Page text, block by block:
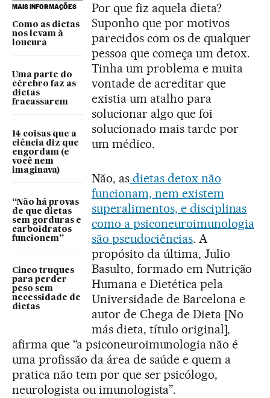
MAIS INFORMAÇÕES
Como as dietas
nos levam à
loucura
Uma parte do
cérebro faz as
dietas
fracassarem
14 coisas que a
ciência diz que
engordam (e
você nem
imaginava)
“Não há provas
de que dietas
sem gorduras e
carboidratos
funcionem”
Cinco truques
para perder
peso sem
necessidade de
dietas
Por que fiz aquela dieta?
Suponho que por motivos
parecidos com os de qualquer
pessoa que começa um detox.
Tinha um problema e muita
vontade de acreditar que
existia um atalho para
solucionar algo que foi
solucionado mais tarde por
um médico.
Não, asdietas detox não
funcionam, nem existem
superalimentos, e disciplinas
como a psiconeuroimunologia
são pseudociências. A
propósito da última, Julio
Basulto, formado em Nutrição
Humana e Dietética pela
Universidade de Barcelona e
autor de Chega de Dieta [No
más dieta, título original],
afirma que “a psiconeuroimunologia não é
uma profissão da área de saúde e quem a
pratica não tem por que ser psicólogo,
neurologista ou imunologista”.